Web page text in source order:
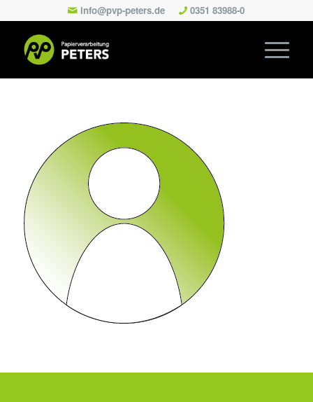
info@pvp-peters.de 0351 83988-0